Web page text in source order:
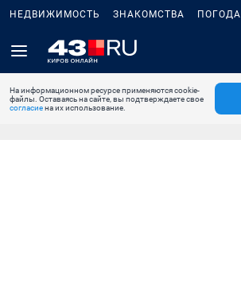
НЕДВИЖИМОСТЬ ЗНАКОМСТВА ПОГОДА
На информационном ресурсе применяются cookie-
файлы. Оставаясь на сайте, вы подтверждаете свое
согласиена их использование.